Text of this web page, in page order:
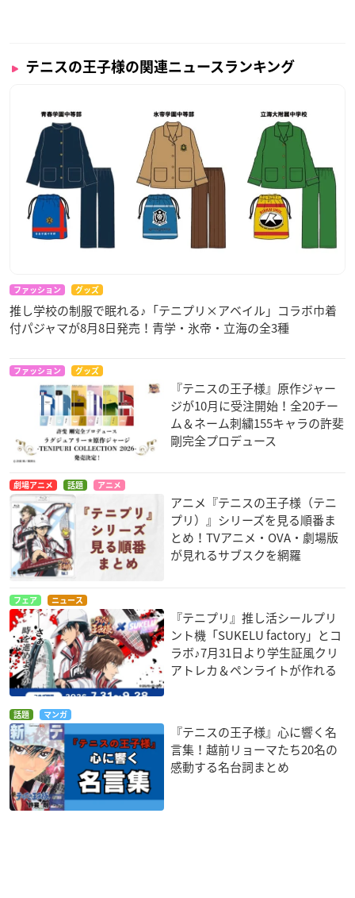
テニスの王子様の関連ニュースランキング
ファッション グッズ
推し学校の制服で眠れる♪「テニプリ×アベイル」コラボ巾着
付パジャマが8月8日発売！青学・氷帝・立海の全3種
ファッション グッズ
『テニスの王子様』原作ジャー
ジが10月に受注開始！全20チー
ム＆ネーム刺繍155キャラの許斐
剛完全プロデュース
劇場アニメ 話題 アニメ
アニメ『テニスの王子様（テニ
プリ）』シリーズを見る順番ま
とめ！TVアニメ・OVA・劇場版
が見れるサブスクを網羅
フェア ニュース
『テニプリ』推し活シールプリ
ント機「SUKELU factory」とコ
ラボ♪7月31日より学生証風クリ
アトレカ＆ペンライトが作れる
話題 マンガ
『テニスの王子様』心に響く名
言集！越前リョーマたち20名の
感動する名台詞まとめ